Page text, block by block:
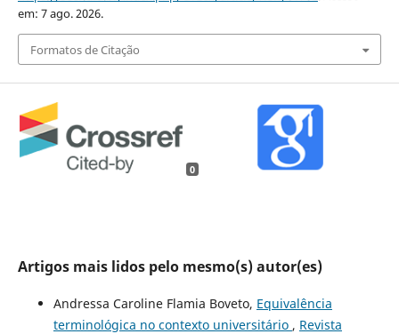
em: 7 ago. 2026.
Formatos de Citação
0
Artigos mais lidos pelo mesmo(s) autor(es)
Andressa Caroline Flamia Boveto, Equivalência
terminológica no contexto universitário , Revista